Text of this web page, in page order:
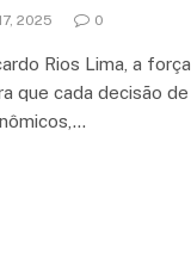
2025 0
Rios Lima, a força
que cada decisão de